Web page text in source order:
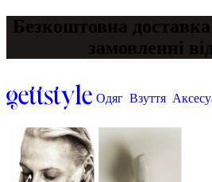
Безкоштовна
замовленні
Одяг Взуття